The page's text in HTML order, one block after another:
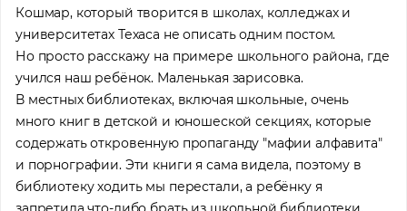
Кошмар, который творится в школах, колледжах и
университетах Техаса не описать одним постом.
Но просто расскажу на примере школьного района, где
учился наш ребёнок. Маленькая зарисовка.
В местных библиотеках, включая школьные, очень
много книг в детской и юношеской секциях, которые
содержать откровенную пропаганду "мафии алфавита"
и порнографии. Эти книги я сама видела, поэтому в
библиотеку ходить мы перестали, а ребёнку я